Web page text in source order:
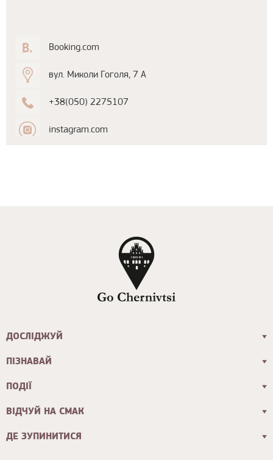
Booking.com
вул. Миколи Гоголя, 7 А
+38(050) 2275107
instagram.com
ДОСЛІДЖУЙ
ПІЗНАВАЙ
ПОДІЇ
ВІДЧУЙ НА СМАК
ДЕ ЗУПИНИТИСЯ